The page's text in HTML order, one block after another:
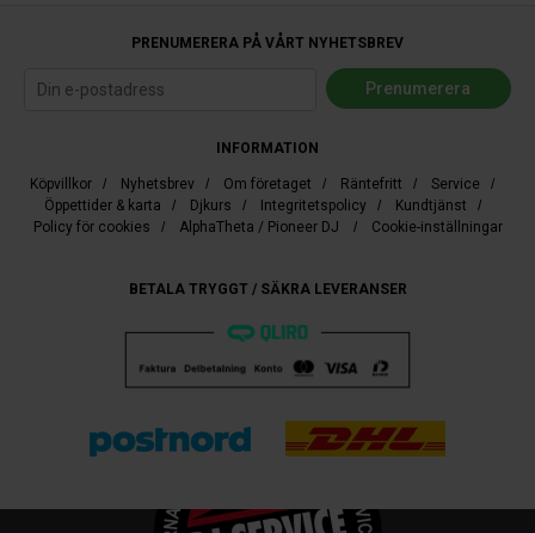
PRENUMERERA PÅ VÅRT NYHETSBREV
INFORMATION
Köpvillkor / Nyhetsbrev / Om företaget / Räntefritt / Service /
Öppettider & karta / Djkurs / Integritetspolicy / Kundtjänst /
Policy för cookies / AlphaTheta / Pioneer DJ / Cookie-inställningar
BETALA TRYGGT / SÄKRA LEVERANSER